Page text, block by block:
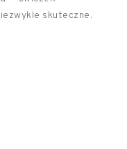
skuteczne.